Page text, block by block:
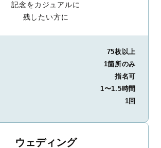
記念をカジュアルに
残したい方に
75枚以上
1箇所のみ
指名可
1〜1.5時間
1回
ウェディング